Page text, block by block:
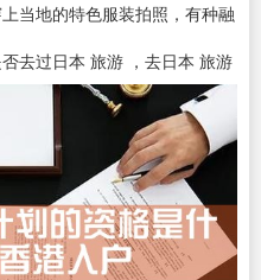
当地的特色服装拍照，有种融
去过日本 旅游 ，去日本 旅游